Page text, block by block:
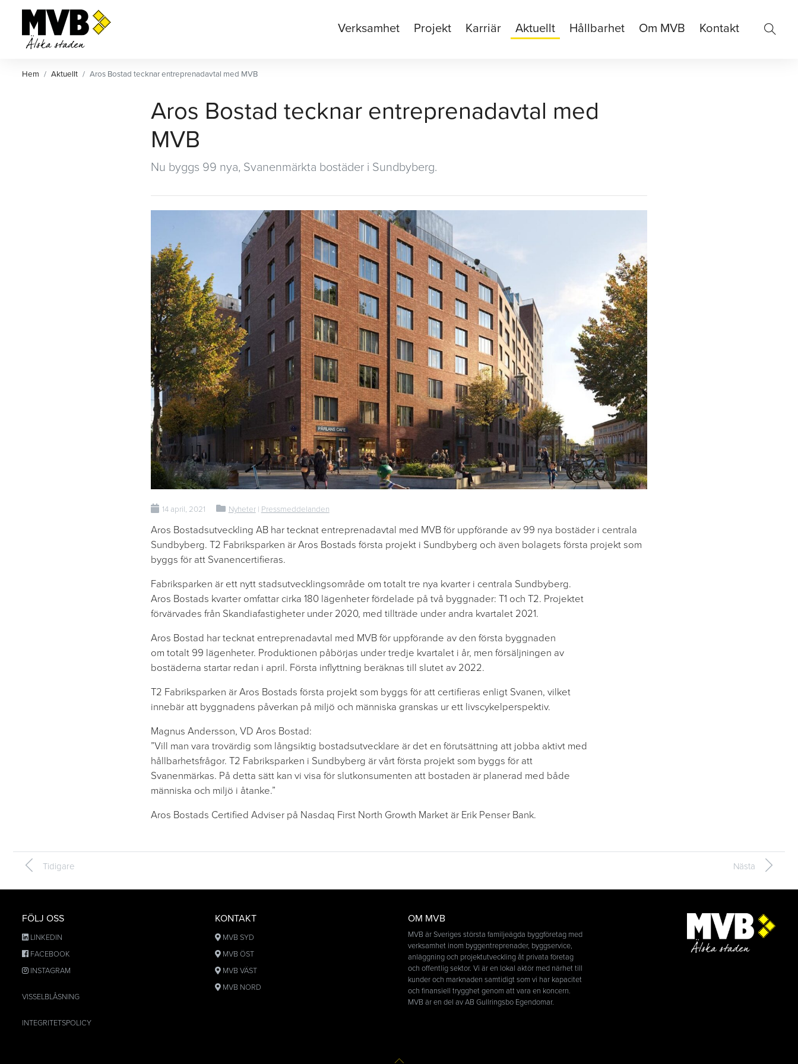
MVB
Ett av Sveriges största
privatägda byggföretag.
Verksamhet Projekt Karriär Aktuellt Hållbarhet Om MVB Kontakt
Hem Aktuellt Aros Bostad tecknar entreprenadavtal med MVB
Aros Bostad tecknar entreprenadavtal med
MVB
Nu byggs 99 nya, Svanenmärkta bostäder i Sundbyberg.
14 april, 2021 Nyheter| Pressmeddelanden
Aros Bostadsutveckling AB har tecknat entreprenadavtal med MVB för uppförande av 99 nya bostäder i centrala
Sundbyberg. T2 Fabriksparken är Aros Bostads första projekt i Sundbyberg och även bolagets första projekt som
byggs för att Svanencertifieras.
Fabriksparken är ett nytt stadsutvecklingsområde om totalt tre nya kvarter i centrala Sundbyberg.
Aros Bostads kvarter omfattar cirka 180 lägenheter fördelade på två byggnader: T1 och T2. Projektet
förvärvades från Skandiafastigheter under 2020, med tillträde under andra kvartalet 2021.
Aros Bostad har tecknat entreprenadavtal med MVB för uppförande av den första byggnaden
om totalt 99 lägenheter. Produktionen påbörjas under tredje kvartalet i år, men försäljningen av
bostäderna startar redan i april. Första inflyttning beräknas till slutet av 2022.
T2 Fabriksparken är Aros Bostads första projekt som byggs för att certifieras enligt Svanen, vilket
innebär att byggnadens påverkan på miljö och människa granskas ur ett livscykelperspektiv.
Magnus Andersson, VD Aros Bostad:
”Vill man vara trovärdig som långsiktig bostadsutvecklare är det en förutsättning att jobba aktivt med
hållbarhetsfrågor. T2 Fabriksparken i Sundbyberg är vårt första projekt som byggs för att
Svanenmärkas. På detta sätt kan vi visa för slutkonsumenten att bostaden är planerad med både
människa och miljö i åtanke.”
Aros Bostads Certified Adviser på Nasdaq First North Growth Market är Erik Penser Bank.
Tidigare Nästa
FÖLJ OSS
LINKEDIN
FACEBOOK
INSTAGRAM
VISSELBLÅSNING
INTEGRITETSPOLICY
KONTAKT
MVB SYD
MVB ÖST
MVB VÄST
MVB NORD
OM MVB
MVB är Sveriges största familjeägda byggföretag med
verksamhet inom byggentreprenader, byggservice,
anläggning och projektutveckling åt privata företag
och offentlig sektor. Vi är en lokal aktör med närhet till
kunder och marknaden samtidigt som vi har kapacitet
och finansiell trygghet genom att vara en koncern.
MVB är en del av AB Gullringsbo Egendomar.